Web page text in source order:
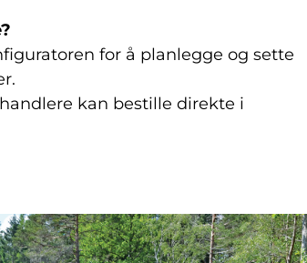
for å planlegge og sette
kan bestille direkte i